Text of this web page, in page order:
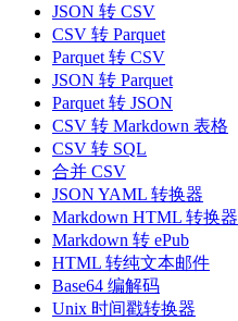
JSON 转 CSV
CSV 转 Parquet
Parquet 转 CSV
JSON 转 Parquet
Parquet 转 JSON
CSV 转 Markdown 表格
CSV 转 SQL
合并 CSV
JSON YAML 转换器
Markdown HTML 转换器
Markdown 转 ePub
HTML 转纯文本邮件
Base64 编解码
Unix 时间戳转换器